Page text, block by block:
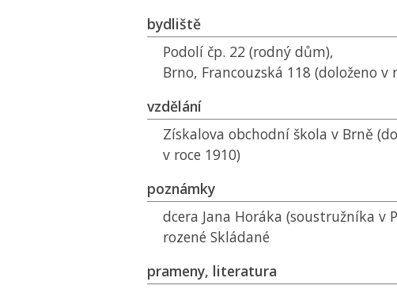
bydliště
Podolí čp. 22 (rodný dům),
Brno, Francouzská 118 (doloženo v
vzdělání
Získalova obchodní škola v Brně
v roce 1910)
poznámky
dcera Jana Horáka (soustružníka v
rozené Skládané
prameny, literatura